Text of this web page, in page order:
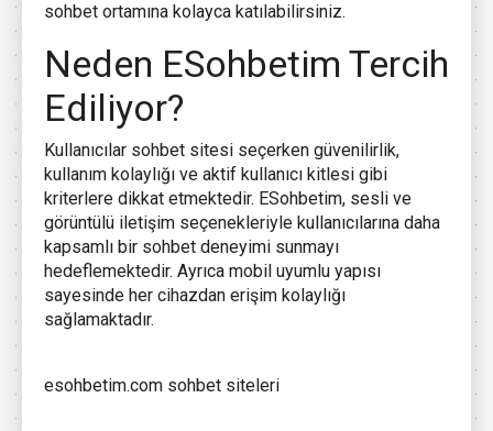
sohbet ortamına kolayca katılabilirsiniz.
Neden ESohbetim Tercih
Ediliyor?
Kullanıcılar sohbet sitesi seçerken güvenilirlik,
kullanım kolaylığı ve aktif kullanıcı kitlesi gibi
kriterlere dikkat etmektedir. ESohbetim, sesli ve
görüntülü iletişim seçenekleriyle kullanıcılarına daha
kapsamlı bir sohbet deneyimi sunmayı
hedeflemektedir. Ayrıca mobil uyumlu yapısı
sayesinde her cihazdan erişim kolaylığı
sağlamaktadır.
esohbetim.com sohbet siteleri